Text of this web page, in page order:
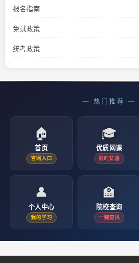
报名指南
免试政策
统考政策
— 热门推荐 —
🏠
首页
官网入口
🎓
优质网课
限时优惠
👤
个人中心
我的学习
🏫
院校查询
一键查找